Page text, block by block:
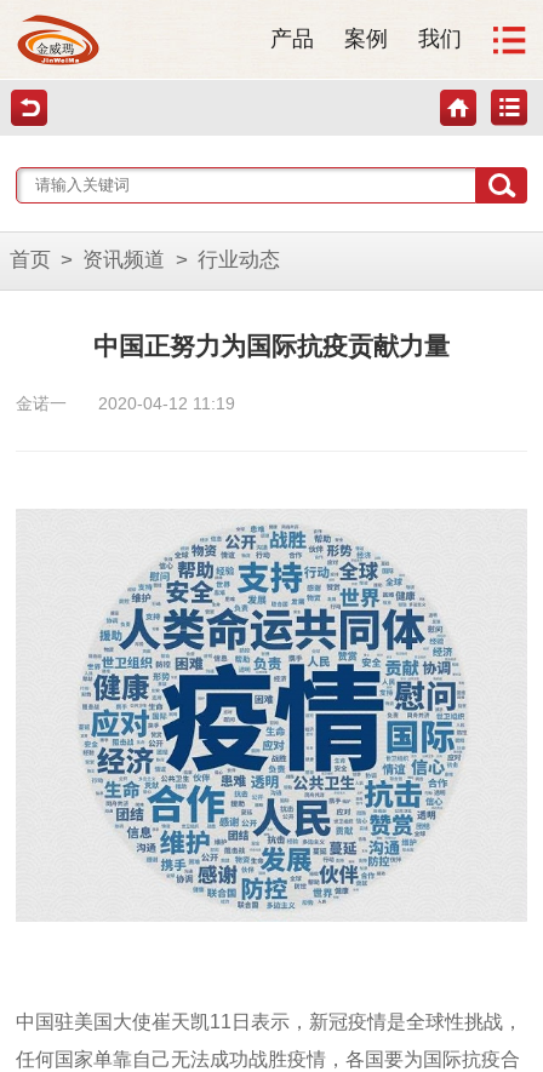
产品 案例 我们
首页 > 资讯频道 > 行业动态
中国正努力为国际抗疫贡献力量
金诺一 2020-04-12 11:19
中国驻美国大使崔天凯11 日表示，新冠疫情是全球性挑战，
任何国家单靠自己无法成功战胜疫情，各国要为国际抗疫合